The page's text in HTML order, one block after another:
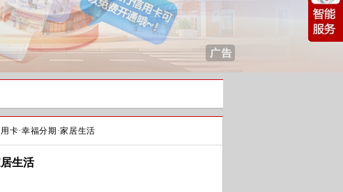
卡·幸福分期·家居生活
生活